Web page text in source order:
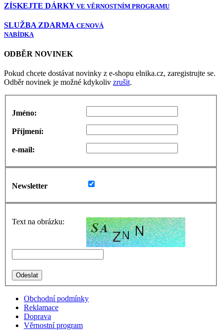
ZÍSKEJTE DÁRKY VE VĚRNOSTNÍM PROGRAMU
SLUŽBA ZDARMA CENOVÁ
NABÍDKA
ODBĚR NOVINEK
Pokud chcete dostávat novinky z e-shopu elnika.cz, zaregistrujte se.
Odběr novinek je možné kdykoliv zrušit.
Jméno:
Příjmení:
e-mail:
Newsletter
Text na obrázku:
Obchodní podmínky
Reklamace
Doprava
Věrnostní program